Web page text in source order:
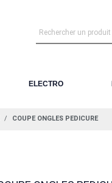
ELECTRO
COUPE ONGLES PEDICURE